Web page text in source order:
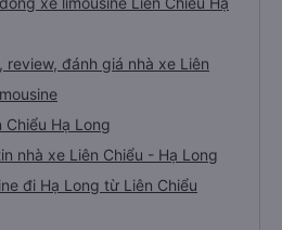
review, đánh giá nhà xe Liên
Chiểu Hạ Long
nhà xe Liên Chiểu - Hạ Long
đi Hạ Long từ Liên Chiểu